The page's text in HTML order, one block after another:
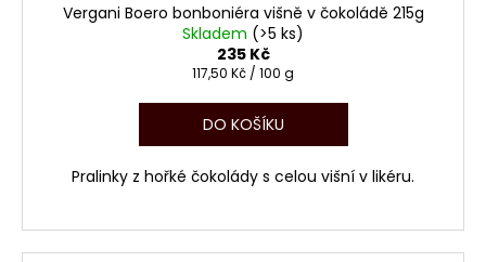
Vergani Boero bonboniéra višně v čokoládě 215g
Skladem (>5 ks)
235 Kč
Měrná
117,50 Kč / 100 g
DO KOŠÍKU
Pralinky z hořké čokolády s celou višní v likéru.